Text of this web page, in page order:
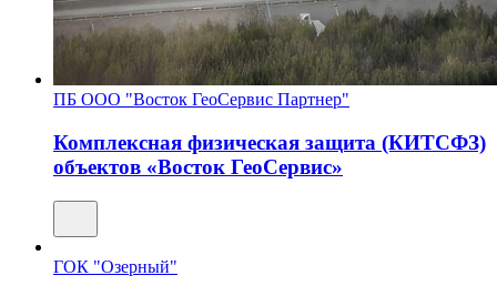
ПБ ООО "Восток ГеоСервис Партнер"
Комплексная физическая защита (КИТСФЗ)
объектов «Восток ГеоСервис»
ГОК "Озерный"